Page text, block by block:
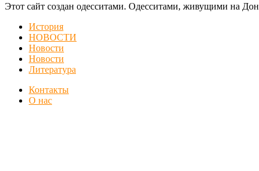
Этот сайт создан одесситами. Одесситами, живущими на
История
НОВОСТИ
Новости
Новости
Литература
Контакты
О нас